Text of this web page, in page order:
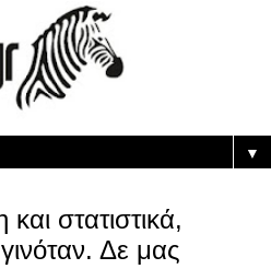
▼
στατιστικά,
Δε μας